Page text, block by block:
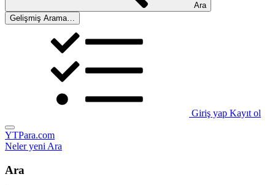
Ara
Gelişmiş Arama…
Giriş yap Kayıt ol
YTPara.com
Neler yeniAra
Ara